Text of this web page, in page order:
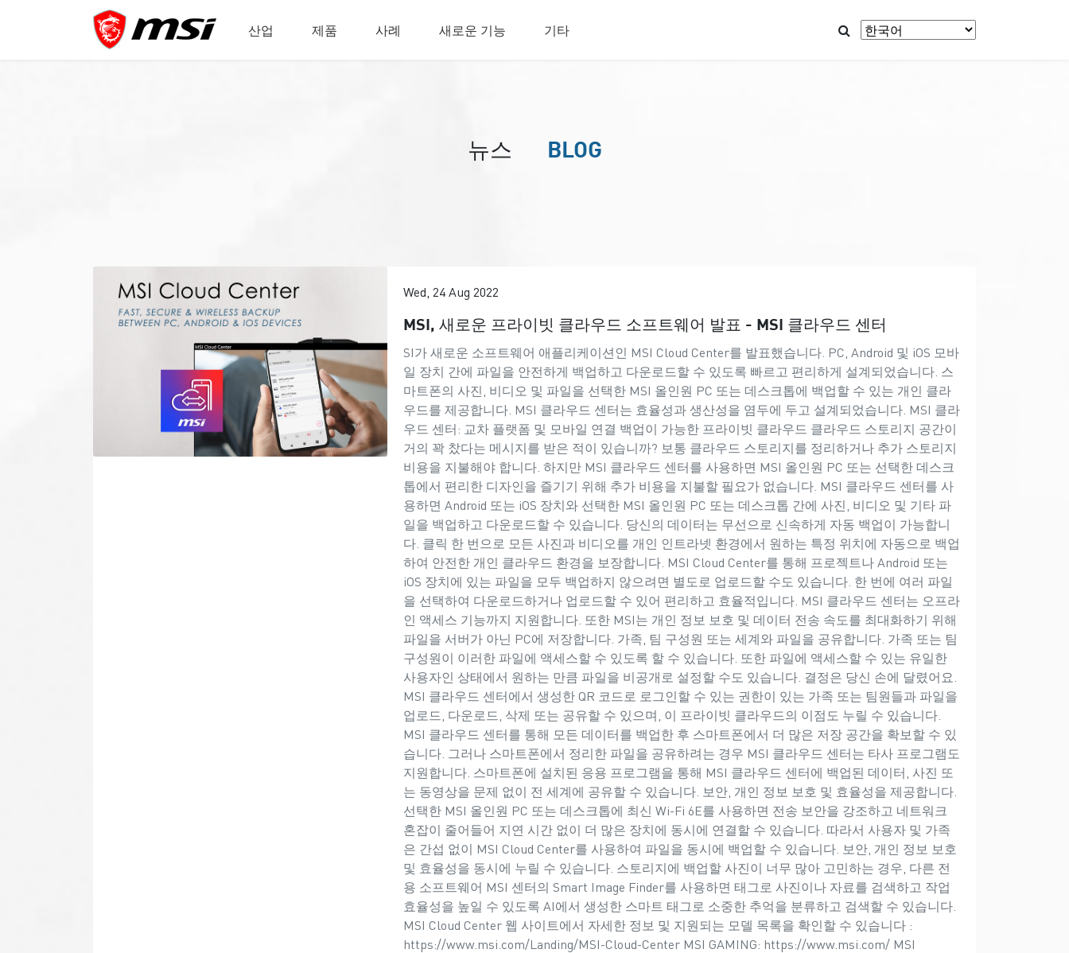
산업 제품 사례 새로운 기능 기타
뉴스 BLOG
Wed, 24 Aug 2022
MSI, 새로운 프라이빗 클라우드 소프트웨어 발표 - MSI 클라우드 센터
SI가 새로운 소프트웨어 애플리케이션인 MSI Cloud Center를 발표했습니다. PC, Android 및 iOS 모바
일 장치 간에 파일을 안전하게 백업하고 다운로드할 수 있도록 빠르고 편리하게 설계되었습니다. 스
마트폰의 사진, 비디오 및 파일을 선택한 MSI 올인원 PC 또는 데스크톱에 백업할 수 있는 개인 클라
우드를 제공합니다. MSI 클라우드 센터는 효율성과 생산성을 염두에 두고 설계되었습니다. MSI 클라
우드 센터: 교차 플랫폼 및 모바일 연결 백업이 가능한 프라이빗 클라우드 클라우드 스토리지 공간이
거의 꽉 찼다는 메시지를 받은 적이 있습니까? 보통 클라우드 스토리지를 정리하거나 추가 스토리지
비용을 지불해야 합니다. 하지만 MSI 클라우드 센터를 사용하면 MSI 올인원 PC 또는 선택한 데스크
톱에서 편리한 디자인을 즐기기 위해 추가 비용을 지불할 필요가 없습니다. MSI 클라우드 센터를 사
용하면 Android 또는 iOS 장치와 선택한 MSI 올인원 PC 또는 데스크톱 간에 사진, 비디오 및 기타 파
일을 백업하고 다운로드할 수 있습니다. 당신의 데이터는 무선으로 신속하게 자동 백업이 가능합니
다. 클릭 한 번으로 모든 사진과 비디오를 개인 인트라넷 환경에서 원하는 특정 위치에 자동으로 백업
하여 안전한 개인 클라우드 환경을 보장합니다. MSI Cloud Center를 통해 프로젝트나 Android 또는
iOS 장치에 있는 파일을 모두 백업하지 않으려면 별도로 업로드할 수도 있습니다. 한 번에 여러 파일
을 선택하여 다운로드하거나 업로드할 수 있어 편리하고 효율적입니다. MSI 클라우드 센터는 오프라
인 액세스 기능까지 지원합니다. 또한 MSI는 개인 정보 보호 및 데이터 전송 속도를 최대화하기 위해
파일을 서버가 아닌 PC에 저장합니다. 가족, 팀 구성원 또는 세계와 파일을 공유합니다. 가족 또는 팀
구성원이 이러한 파일에 액세스할 수 있도록 할 수 있습니다. 또한 파일에 액세스할 수 있는 유일한
사용자인 상태에서 원하는 만큼 파일을 비공개로 설정할 수도 있습니다. 결정은 당신 손에 달렸어요.
MSI 클라우드 센터에서 생성한 QR 코드로 로그인할 수 있는 권한이 있는 가족 또는 팀원들과 파일을
업로드, 다운로드, 삭제 또는 공유할 수 있으며, 이 프라이빗 클라우드의 이점도 누릴 수 있습니다.
MSI 클라우드 센터를 통해 모든 데이터를 백업한 후 스마트폰에서 더 많은 저장 공간을 확보할 수 있
습니다. 그러나 스마트폰에서 정리한 파일을 공유하려는 경우 MSI 클라우드 센터는 타사 프로그램도
지원합니다. 스마트폰에 설치된 응용 프로그램을 통해 MSI 클라우드 센터에 백업된 데이터, 사진 또
는 동영상을 문제 없이 전 세계에 공유할 수 있습니다. 보안, 개인 정보 보호 및 효율성을 제공합니다.
선택한 MSI 올인원 PC 또는 데스크톱에 최신 Wi-Fi 6E를 사용하면 전송 보안을 강조하고 네트워크
혼잡이 줄어들어 지연 시간 없이 더 많은 장치에 동시에 연결할 수 있습니다. 따라서 사용자 및 가족
은 간섭 없이 MSI Cloud Center를 사용하여 파일을 동시에 백업할 수 있습니다. 보안, 개인 정보 보호
및 효율성을 동시에 누릴 수 있습니다. 스토리지에 백업할 사진이 너무 많아 고민하는 경우, 다른 전
용 소프트웨어 MSI 센터의 Smart Image Finder를 사용하면 태그로 사진이나 자료를 검색하고 작업
효율성을 높일 수 있도록 AI에서 생성한 스마트 태그로 소중한 추억을 분류하고 검색할 수 있습니다.
MSI Cloud Center 웹 사이트에서 자세한 정보 및 지원되는 모델 목록을 확인할 수 있습니다 :
https://www.msi.com/Landing/MSI-Cloud-Center MSI GAMING: https://www.msi.com/ MSI